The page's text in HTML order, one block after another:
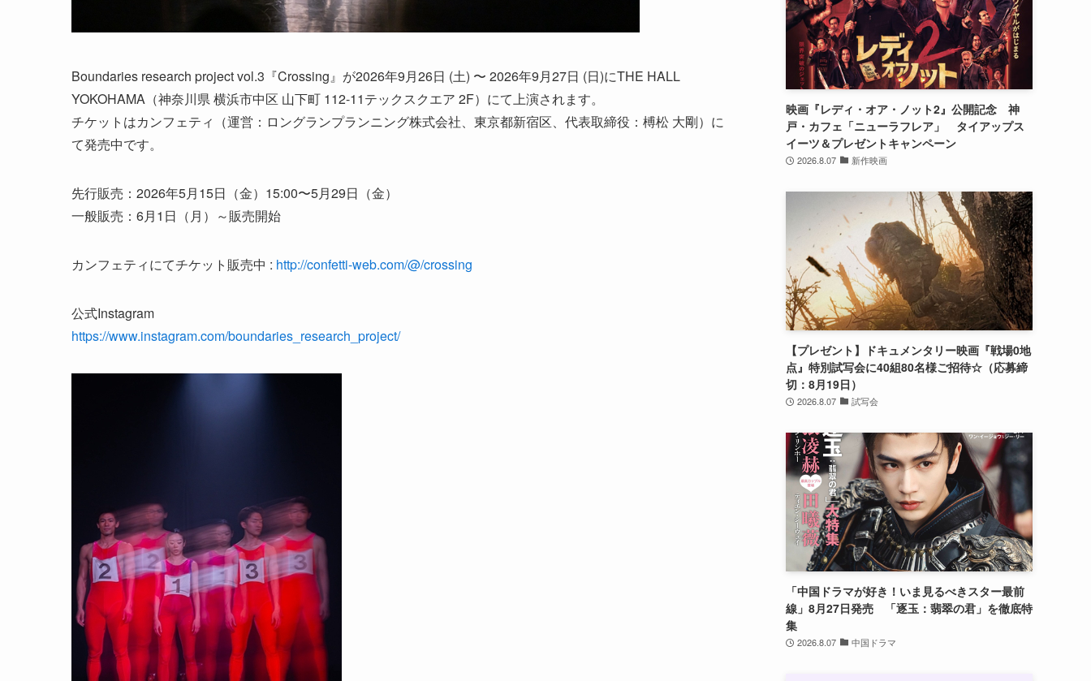
Boundaries research project vol.3『Crossing』が2026年9月26日 (土) 〜 2026年9月27日 (日)にTHE HALL
YOKOHAMA（神奈川県 横浜市中区 山下町 112-11テックスクエア 2F）にて上演されます。
チケットはカンフェティ（運営：ロングランプランニング株式会社、東京都新宿区、代表取締役：榑松 大剛）に
て発売中です。
先行販売：2026年5月15日（金）15:00〜5月29日（金）
一般販売：6月1日（月）～販売開始
カンフェティにてチケット販売中 : http://confetti-web.com/@/crossing
公式Instagram
https://www.instagram.com/boundaries_research_project/
映画『レディ・オア・ノット2』公開記念 神
戸・カフェ「ニューラフレア」 タイアップス
イーツ＆プレゼントキャンペーン
2026.8.07 新作映画
【プレゼント】ドキュメンタリー映画『戦場0地
点』特別試写会に40組80名様ご招待☆（応募締
切：8月19日）
2026.8.07 試写会
「中国ドラマが好き！いま見るべきスター最前
線」8月27日発売 「逐玉：翡翠の君」を徹底特
集
2026.8.07 中国ドラマ